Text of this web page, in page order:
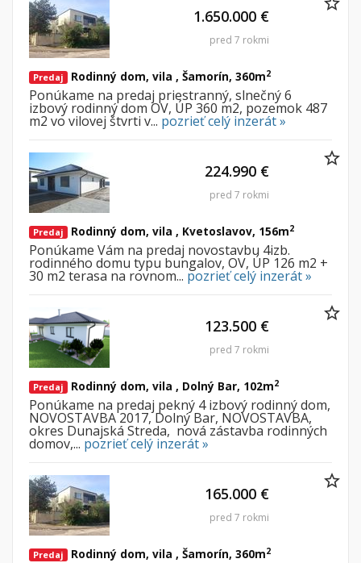
Predaj Rodinný dom, vila , Šamorín, 360m2
Ponúkame na predaj priestranný, slnečný 6
izbový rodinný dom OV, ÚP 360 m2, pozemok 487
m2 vo vilovej štvrti v... pozrieť celý inzerát »
1.650.000 €
pred 7 rokmi
Predaj Rodinný dom, vila , Kvetoslavov, 156m2
Ponúkame Vám na predaj novostavbu 4izb.
rodinného domu typu bungalov, OV, ÚP 126 m2 +
30 m2 terasa na rovnom... pozrieť celý inzerát »
224.990 €
pred 7 rokmi
Predaj Rodinný dom, vila , Dolný Bar, 102m2
Ponúkame na predaj pekný 4 izbový rodinný dom,
NOVOSTAVBA2017,Dolný Bar, NOVOSTAVBA,
okres Dunajská Streda, nová zástavba rodinných
domov,... pozrieť celý inzerát »
123.500 €
pred 7 rokmi
Predaj Rodinný dom, vila , Šamorín, 360m2
165.000 €
pred 7 rokmi